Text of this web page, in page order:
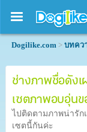
Dogilike.com > บทคว
ช่างภาพชื่อดัง
เซตภาพอบอุ่น
ไปติดตามภาพน่ารัก
เซตนี้กันค่ะ